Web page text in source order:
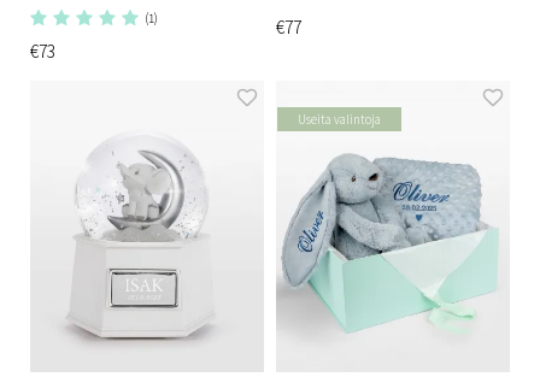
(1)
€73
€77
Useita valintoja